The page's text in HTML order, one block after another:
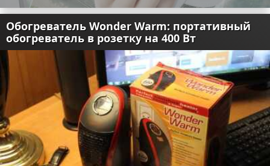
Обогреватель Wonder Warm: портативный
обогреватель в розетку на 400 Вт